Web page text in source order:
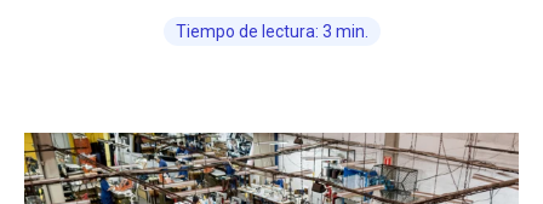
Tiempo de lectura: 3 min.